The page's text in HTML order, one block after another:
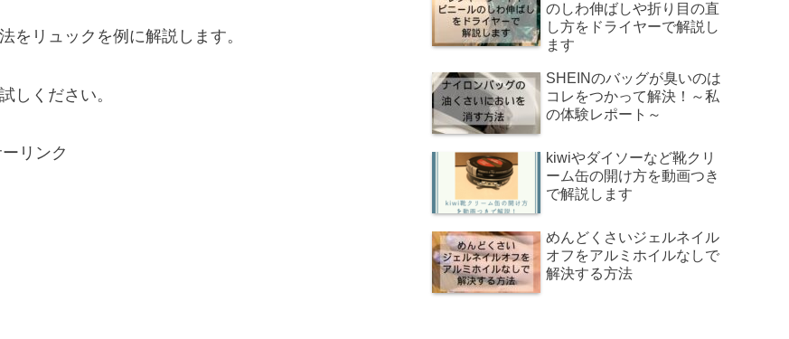
をリュックを例に解説します。
しください。
リンク
のしわ伸ばしや折り目の直
し方をドライヤーで解説し
ます
SHEINのバッグが臭いのは
コレをつかって解決！～私
の体験レポート～
kiwiやダイソーなど靴クリ
ーム缶の開け方を動画つき
で解説します
めんどくさいジェルネイル
オフをアルミホイルなしで
解決する方法